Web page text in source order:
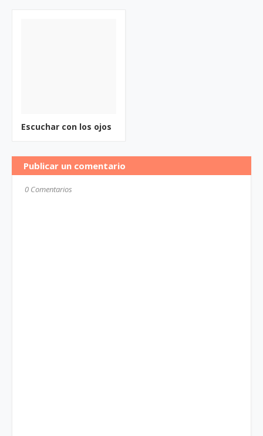
Escuchar con los ojos
Publicar un comentario
0 Comentarios